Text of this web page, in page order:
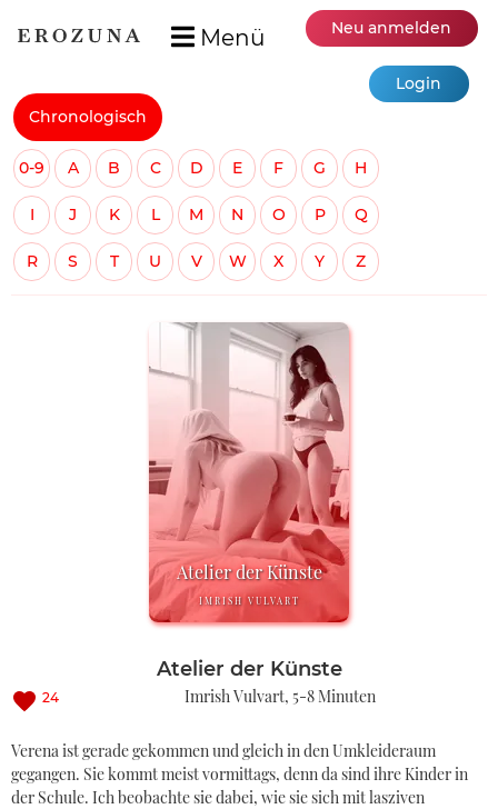
Menü Neu anmelden
Login
Chronologisch
0-9 A B C D E F G H
I J K L M N O P Q
R S T U V W X Y Z
Atelier der Künste
IMRISH VULVART
Atelier der Künste
24 Imrish Vulvart 5-8 Minuten
Verena ist gerade gekommen und gleich in den Umkleideraum
gegangen. Sie kommt meist vormittags, denn da sind ihre Kinder in
der Schule. Ich beobachte sie dabei, wie sie sich mit lasziven